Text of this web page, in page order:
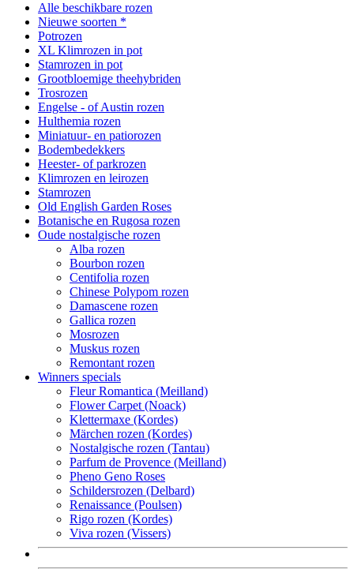
Alle beschikbare rozen
Nieuwe soorten *
Potrozen
XL Klimrozen in pot
Stamrozen in pot
Grootbloemige theehybriden
Trosrozen
Engelse - of Austin rozen
Hulthemia rozen
Miniatuur- en patiorozen
Bodembedekkers
Heester- of parkrozen
Klimrozen en leirozen
Stamrozen
Old English Garden Roses
Botanische en Rugosa rozen
Oude nostalgische rozen
Alba rozen
Bourbon rozen
Centifolia rozen
Chinese Polypom rozen
Damascene rozen
Gallica rozen
Mosrozen
Muskus rozen
Remontant rozen
Winners specials
Fleur Romantica (Meilland)
Flower Carpet (Noack)
Klettermaxe (Kordes)
Märchen rozen (Kordes)
Nostalgische rozen (Tantau)
Parfum de Provence (Meilland)
Pheno Geno Roses
Schildersrozen (Delbard)
Renaissance (Poulsen)
Rigo rozen (Kordes)
Viva rozen (Vissers)